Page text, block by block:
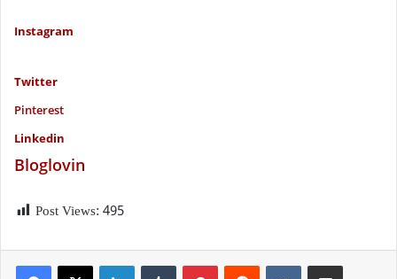
Instagram
Twitter
Pinterest
Linkedin
Bloglovin
Post Views: 495